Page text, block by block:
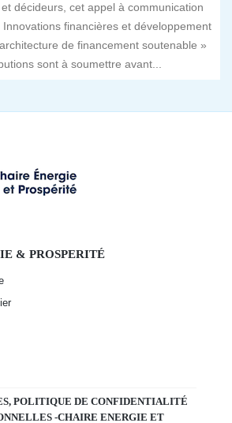
décideurs, cet appel à communication
financières et développement
de financement soutenable »
sont à soumettre avant...
& PROSPERITÉ
POLITIQUE DE CONFIDENTIALITÉ
-CHAIRE ENERGIE ET